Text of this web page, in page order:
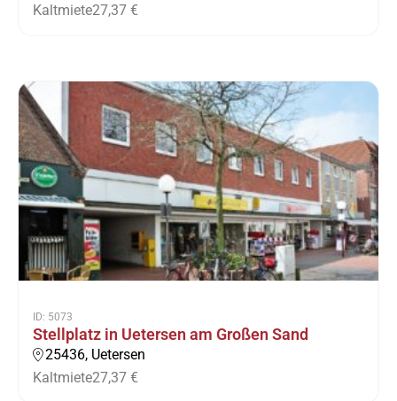
Kaltmiete27,37 €
ID: 5073
Stellplatz in Uetersen am Großen Sand
25436, Uetersen
Kaltmiete27,37 €